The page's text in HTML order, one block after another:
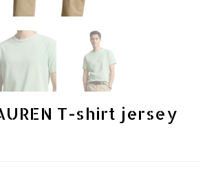
T-shirt jersey